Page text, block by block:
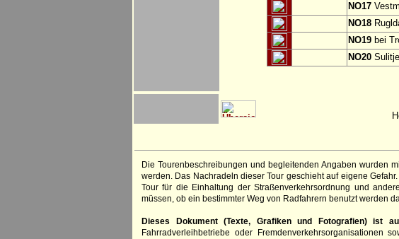
NO17
NO18
NO19 bei
NO20
Die Tourenbeschreibungen und begleitenden Angaben wurden
werden. Das Nachradeln dieser Tour geschieht auf eigene
Tour für die Einhaltung der Straßenverkehrsordnung und
müssen, ob ein bestimmter Weg von Radfahrern benutzt werden
Dieses Dokument (Texte, Grafiken und Fotografien) ist
Fahrradverleihbetriebe oder